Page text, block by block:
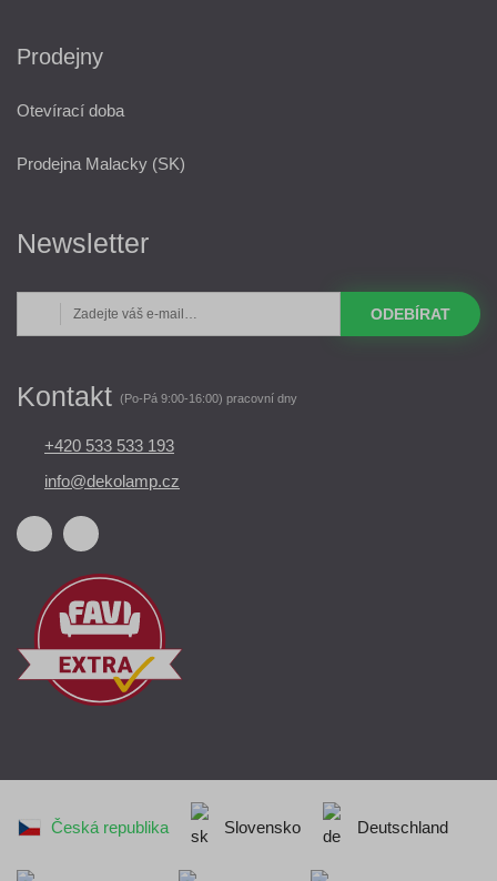
Prodejny
Otevírací doba
Prodejna Malacky (SK)
Newsletter
ODEBÍRAT
Kontakt (Po-Pá 9:00-16:00) pracovní dny
+420 533 533 193
info@dekolamp.cz
Česká republika Slovensko Deutschland